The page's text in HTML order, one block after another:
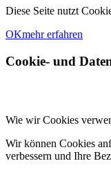
Diese Seite nutzt
OKmehr erfahren
Cookie- und
Wie wir Cookies
Wir können Cookies
verbessern und Ihre